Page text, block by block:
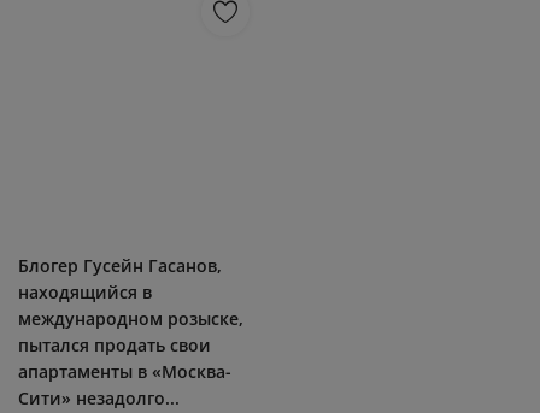
Блогер Гусейн Гасанов,
находящийся в
международном розыске,
пытался продать свои
апартаменты в «Москва-
Сити» незадолго...